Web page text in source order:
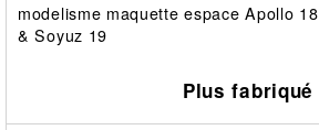
modelisme maquette espace Apollo 18
& Soyuz 19
Plus fabriqué